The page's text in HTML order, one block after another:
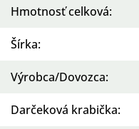
Hmotnosť celková:
Šírka:
Výrobca/Dovozca:
Darčeková krabička: